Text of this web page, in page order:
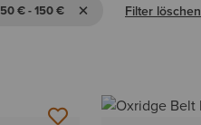
50 € - 150 € Filter löschen